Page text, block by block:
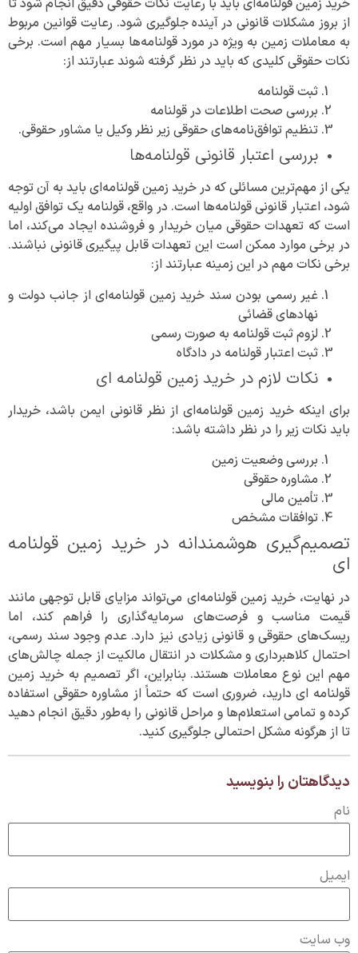
از بروز مشکلات قانونی در آینده جلوگیری شود. رعایت قوانین مربوط
به معاملات زمین به ویژه در مورد قولنامه‌ها بسیار مهم است. برخی
نکات حقوقی کلیدی که باید در نظر گرفته شوند عبارتند از:
ثبت قولنامه
بررسی صحت اطلاعات در قولنامه
تنظیم توافق‌نامه‌های حقوقی زیر نظر وکیل یا مشاور حقوقی.
بررسی اعتبار قانونی قولنامه‌ها
یکی از مهم‌ترین مسائلی که در خرید زمین قولنامه‌ای باید به آن توجه
شود، اعتبار قانونی قولنامه‌ها است. در واقع، قولنامه یک توافق اولیه
است که تعهدات حقوقی میان خریدار و فروشنده ایجاد می‌کند، اما
در برخی موارد ممکن است این تعهدات قابل پیگیری قانونی نباشند.
برخی نکات مهم در این زمینه عبارتند از:
غیر رسمی بودن سند خرید زمین قولنامه‌ای از جانب دولت و
نهادهای قضائی
لزوم ثبت قولنامه به صورت رسمی
ثبت اعتبار قولنامه در دادگاه
نکات لازم در خرید زمین قولنامه‌ ای
برای اینکه خرید زمین قولنامه‌ای از نظر قانونی ایمن باشد، خریدار
باید نکات زیر را در نظر داشته باشد:
بررسی وضعیت زمین
مشاوره حقوقی
تأمین مالی
توافقات مشخص
تصمیم‌گیری هوشمندانه در خرید زمین قولنامه‌
ای
در نهایت، خرید زمین قولنامه‌ای می‌تواند مزایای قابل توجهی مانند
قیمت مناسب و فرصت‌های سرمایه‌گذاری را فراهم کند، اما
ریسک‌های حقوقی و قانونی زیادی نیز دارد. عدم وجود سند رسمی،
احتمال کلاهبرداری و مشکلات در انتقال مالکیت از جمله چالش‌های
مهم این نوع معاملات هستند. بنابراین، اگر تصمیم به خرید زمین
قولنامه‌ ای دارید، ضروری است که حتماً از مشاوره حقوقی استفاده
کرده و تمامی استعلام‌ها و مراحل قانونی را به‌طور دقیق انجام دهید
تا از هرگونه مشکل احتمالی جلوگیری کنید.
دیدگاهتان را بنویسید
نام
ایمیل
وب‌ سایت